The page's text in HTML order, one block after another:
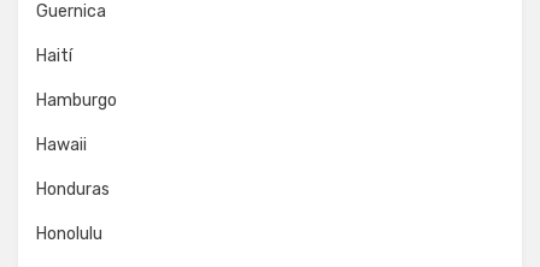
Guernica
Haití
Hamburgo
Hawaii
Honduras
Honolulu